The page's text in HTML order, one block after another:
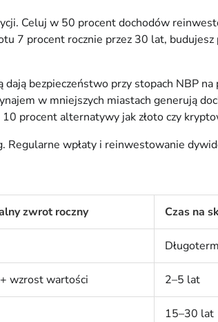
Celuj w 50 procent dochodów
7 procent rocznie przez 30 lat,
bezpieczeństwo przy stopach NBP
w mniejszych miastach generują
procent alternatywy jak złoto czy
wpłaty i reinwestowanie
zwrot roczny Czas na
wzrost wartości 2–5 lat
15–30 lat